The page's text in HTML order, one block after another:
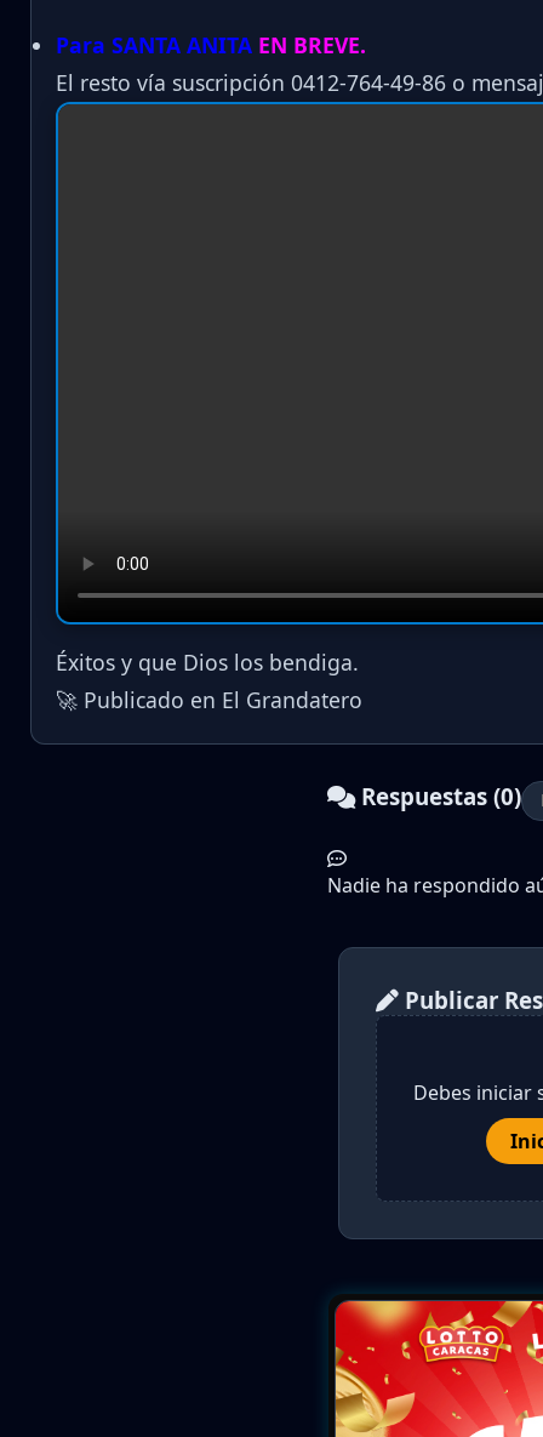
Para SANTA ANITA EN BREVE.
El resto vía suscripción 0412-764-49-86 o
Éxitos y que Dios los bendiga.
🚀 Publicado en El Grandatero
Respuestas (0)
Nadie ha respondido
Publicar
Debes iniciar